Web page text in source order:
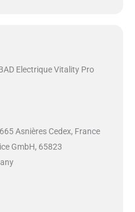
Electrique Vitality Pro
Asnières Cedex, France
GmbH, 65823